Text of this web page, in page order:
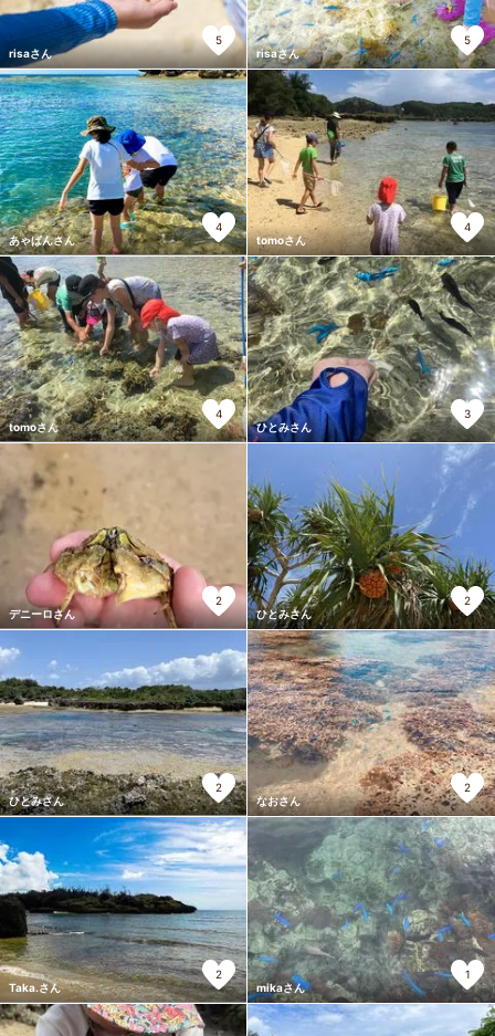
risaさん
5
risaさん
5
あゃぱんさん
4
tomoさん
4
tomoさん
4
ひとみさん
3
デニーロさん
2
ひとみさん
2
ひとみさん
2
なおさん
2
Taka.さん
2
mikaさん
1